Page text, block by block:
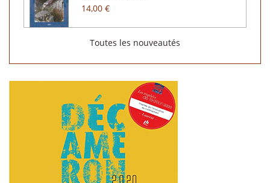
14,00 €
Toutes les nouveautés